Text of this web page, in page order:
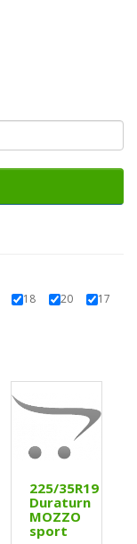
18 20 17
225/35R19
Duraturn
MOZZO
sport